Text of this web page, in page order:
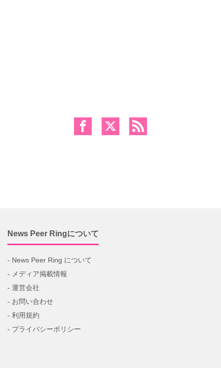
News Peer Ringについて
- News Peer Ring について
- メディア掲載情報
- 運営会社
- お問い合わせ
- 利用規約
- プライバシーポリシー